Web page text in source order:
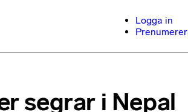
Logga in
segrar i Nepal